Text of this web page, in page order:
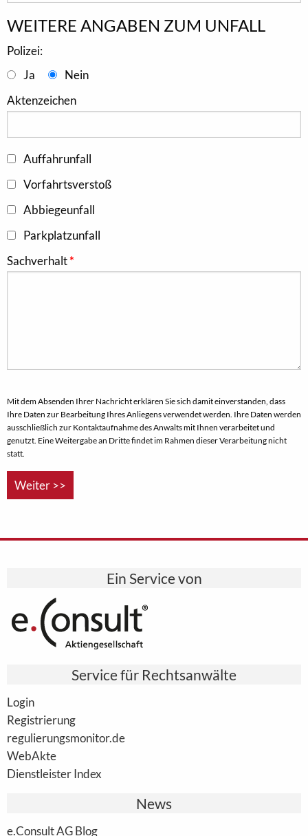
WEITERE ANGABEN ZUM UNFALL
Polizei:
Ja
Nein
Aktenzeichen
Auffahrunfall
Vorfahrtsverstoß
Abbiegeunfall
Parkplatzunfall
Sachverhalt
Mit dem Absenden Ihrer Nachricht erklären Sie sich damit einverstanden, dass
Ihre Daten zur Bearbeitung Ihres Anliegens verwendet werden. Ihre Daten werden
ausschließlich zur Kontaktaufnahme des Anwalts mit Ihnen verarbeitet und
genutzt. Eine Weitergabe an Dritte findet im Rahmen dieser Verarbeitung nicht
statt.
Ein Service von
Service für Rechtsanwälte
Login
Registrierung
regulierungsmonitor.de
WebAkte
Dienstleister Index
News
e.Consult AG Blog